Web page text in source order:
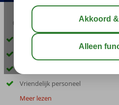
03:15
Op loopafstand van het strand en
Perfect voor zowel de actieveling
Vriendelijk personeel
Meer lezen